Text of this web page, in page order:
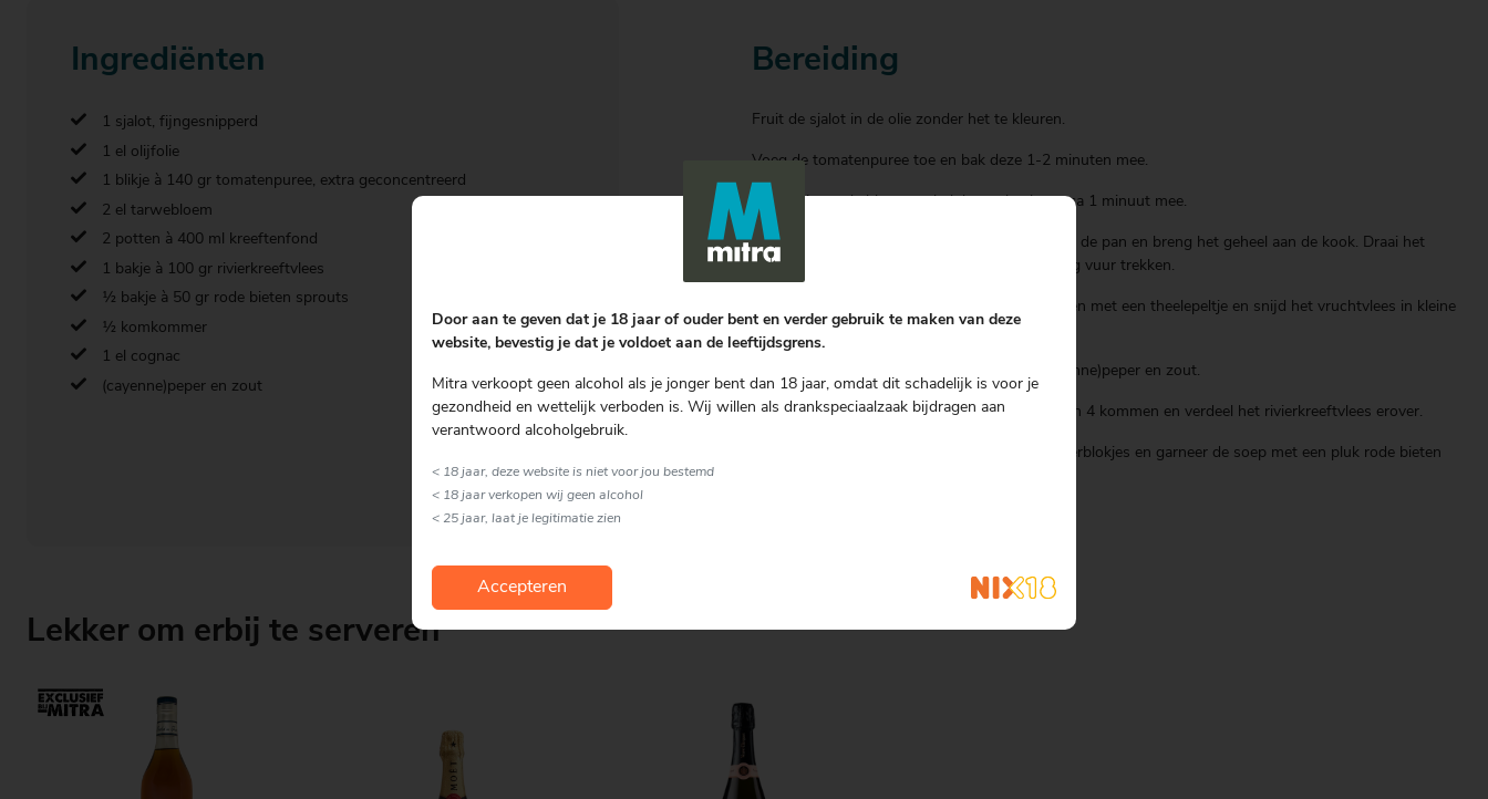
Ingrediënten
1 sjalot, fijngesnipperd
1 el olijfolie
1 blikje à 140 gr tomatenpuree, extra geconcentreerd
2 el tarwebloem
2 potten à 400 ml kreeftenfond
1 bakje à 100 gr rivierkreeftvlees
½ bakje à 50 gr rode bieten sprouts
½ komkommer
1 el cognac
(cayenne)peper en zout
Bereiding
Fruit de sjalot in de olie zonder het te kleuren.
Voeg de tomatenpuree toe en bak deze 1-2 minuten mee.
Bestrooi met de bloem en bak het geheel nog ca 1 minuut mee.
Schenk de kreeftenfond langzaam al roerend in de pan en breng het geheel aan de kook. Draai het
vuur laag en laat de soep ca 15 minuten op laag vuur trekken.
Halveer de komkommer, verwijder de zaadlijsten met een theelepeltje en snijd het vruchtvlees in kleine
Breng de soep op smaak met de cognac, (cayenne)peper en zout.
Schep de komkommerblokjes in het midden van 4 kommen en verdeel het rivierkreeftvlees erover.
Schep de soep voorzichtig rond de komkommerblokjes en garneer de soep met een pluk rode bieten
Lekker om erbij te serveren
Door aan te geven dat je 18 jaar of ouder bent en verder gebruik te maken van deze
website, bevestig je dat je voldoet aan de leeftijdsgrens.
Mitra verkoopt geen alcohol als je jonger bent dan 18 jaar, omdat dit schadelijk is voor je
gezondheid en wettelijk verboden is. Wij willen als drankspeciaalzaak bijdragen aan
verantwoord alcoholgebruik.
< 18 jaar, deze website is niet voor jou bestemd
< 18 jaar verkopen wij geen alcohol
< 25 jaar, laat je legitimatie zien
Accepteren